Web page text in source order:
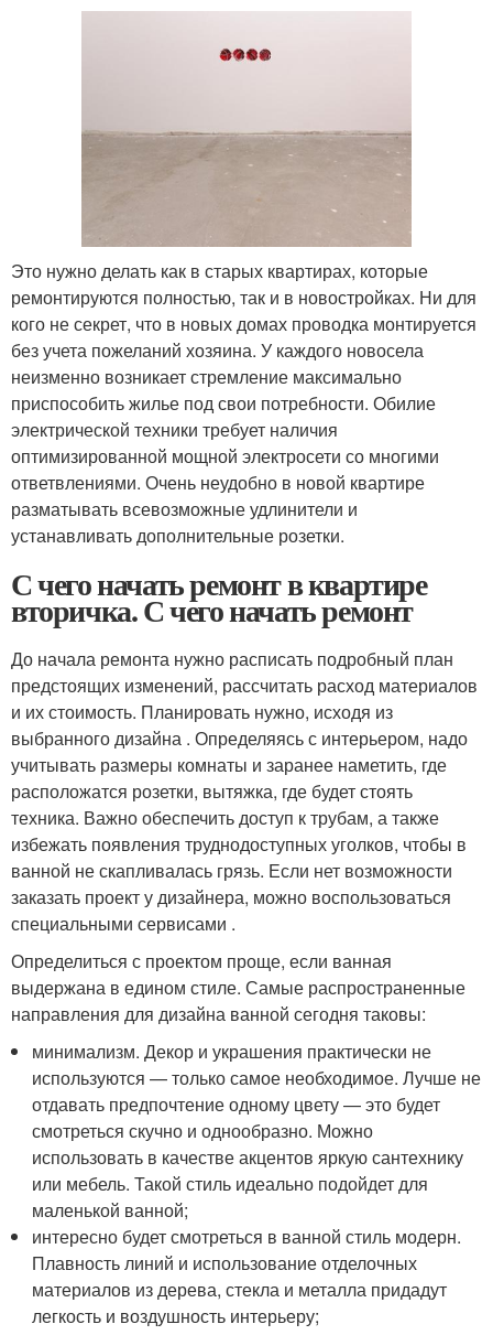
Это нужно делать как в старых квартирах, которые
ремонтируются полностью, так и в новостройках. Ни для
кого не секрет, что в новых домах проводка монтируется
без учета пожеланий хозяина. У каждого новосела
неизменно возникает стремление максимально
приспособить жилье под свои потребности. Обилие
электрической техники требует наличия
оптимизированной мощной электросети со многими
ответвлениями. Очень неудобно в новой квартире
разматывать всевозможные удлинители и
устанавливать дополнительные розетки.
С чего начать ремонт в квартире
вторичка. С чего начать ремонт
До начала ремонта нужно расписать подробный план
предстоящих изменений, рассчитать расход материалов
и их стоимость. Планировать нужно, исходя из
выбранного дизайна . Определяясь с интерьером, надо
учитывать размеры комнаты и заранее наметить, где
расположатся розетки, вытяжка, где будет стоять
техника. Важно обеспечить доступ к трубам, а также
избежать появления труднодоступных уголков, чтобы в
ванной не скапливалась грязь. Если нет возможности
заказать проект у дизайнера, можно воспользоваться
специальными сервисами .
Определиться с проектом проще, если ванная
выдержана в едином стиле. Самые распространенные
направления для дизайна ванной сегодня таковы:
минимализм. Декор и украшения практически не
используются — только самое необходимое. Лучше не
отдавать предпочтение одному цвету — это будет
смотреться скучно и однообразно. Можно
использовать в качестве акцентов яркую сантехнику
или мебель. Такой стиль идеально подойдет для
маленькой ванной;
интересно будет смотреться в ванной стиль модерн.
Плавность линий и использование отделочных
материалов из дерева, стекла и металла придадут
легкость и воздушность интерьеру;